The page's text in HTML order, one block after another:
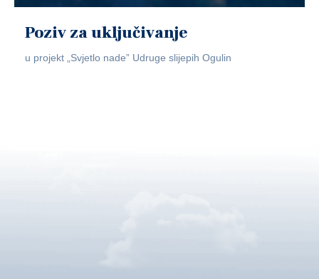
Poziv za uključivanje
u projekt „Svjetlo nade” Udruge slijepih Ogulin